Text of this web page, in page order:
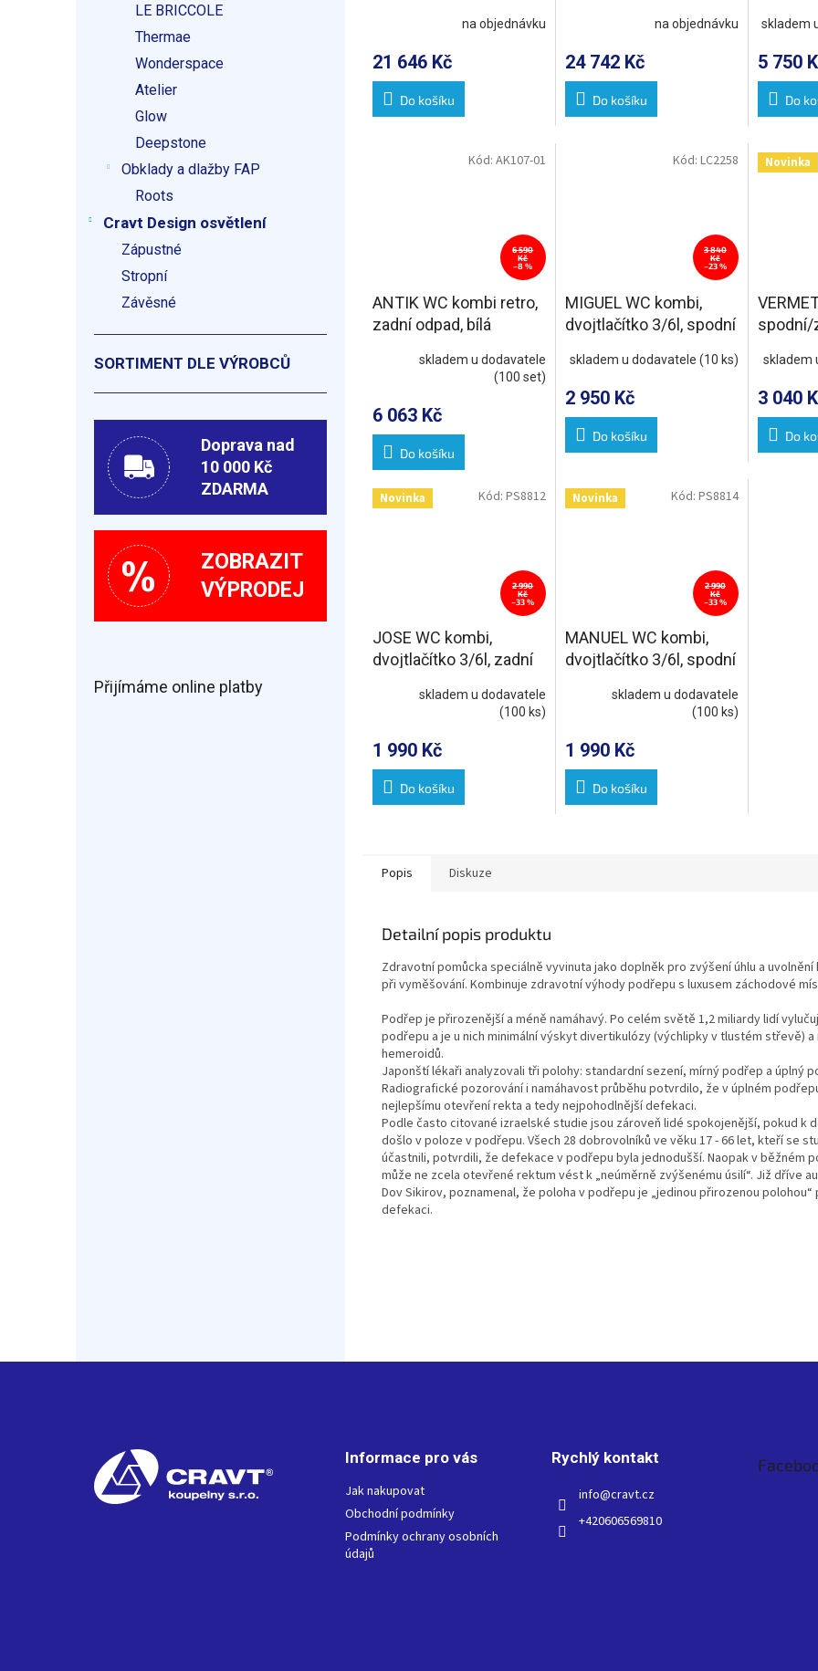
LE BRICCOLE
Thermae
Wonderspace
Atelier
Glow
Deepstone
Obklady a dlažby FAP
Roots
Cravt Design osvětlení
Zápustné
Stropní
Závěsné
SORTIMENT DLE VÝROBCŮ
Doprava nad
10 000 Kč
ZDARMA
ZOBRAZIT
VÝPRODEJ
Přijímáme online platby
na objednávku
21 646 Kč
Do košíku
na objednávku
24 742 Kč
Do košíku
skladem
5 750
Do
6 590
Kč
–8 %
ANTIK WC kombi retro,
zadní odpad, bílá
skladem u dodavatele
(100 set)
6 063 Kč
Do košíku
Kód: AK107-01
3 840
Kč
–23 %
MIGUEL WC kombi,
dvojtlačítko 3/6l, spodní
skladem u dodavatele (10 ks)
2 950 Kč
Do košíku
Kód: LC2258 Novinka
spodní/
skladem
3 040
Do
Novinka
2 990
Kč
–33 %
JOSE WC kombi,
dvojtlačítko 3/6l, zadní
skladem u dodavatele
(100 ks)
1 990 Kč
Do košíku
Kód: PS8812 Novinka
2 990
Kč
–33 %
MANUEL WC kombi,
dvojtlačítko 3/6l, spodní
skladem u dodavatele
(100 ks)
1 990 Kč
Do košíku
Kód: PS8814
Popis Diskuze
Detailní popis produktu
Zdravotní pomůcka speciálně vyvinuta jako doplněk pro zvýšení úhlu a uvolnění
při vyměšování. Kombinuje zdravotní výhody podřepu s luxusem záchodové
Podřep je přirozenější a méně namáhavý. Po celém světě 1,2 miliardy lidí
podřepu a je u nich minimální výskyt divertikulózy (výchlipky v tlustém střevě) a
hemeroidů.
Japonští lékaři analyzovali tři polohy: standardní sezení, mírný podřep a úplný
Radiografické pozorování i namáhavost průběhu potvrdilo, že v úplném
nejlepšímu otevření rekta a tedy nejpohodlnější defekaci.
Podle často citované izraelské studie jsou zároveň lidé spokojenější, pokud k
došlo v poloze v podřepu. Všech 28 dobrovolníků ve věku 17 - 66 let, kteří se
účastnili, potvrdili, že defekace v podřepu byla jednodušší. Naopak v běžném
může ne zcela otevřené rektum vést k „neúměrně zvýšenému úsilí“. Již dříve
Dov Sikirov, poznamenal, že poloha v podřepu je „jedinou přirozenou polohou“
defekaci.
Informace pro vás
Jak nakupovat
Obchodní podmínky
Podmínky ochrany osobních
údajů
Rychlý kontakt
info@cravt.cz
+420606569810